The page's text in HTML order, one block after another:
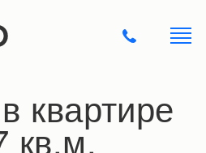
квартире
кв.м.